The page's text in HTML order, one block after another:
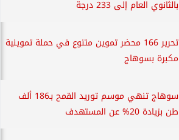
بالثانوي العام إلى 233 درجة
تحرير 166 محضر تموين متنوع في حملة تموينية
مكبرة بسوهاج
سوهاج تنهي موسم توريد القمح بـ186 ألف
طن بزيادة 20% عن المستهدف